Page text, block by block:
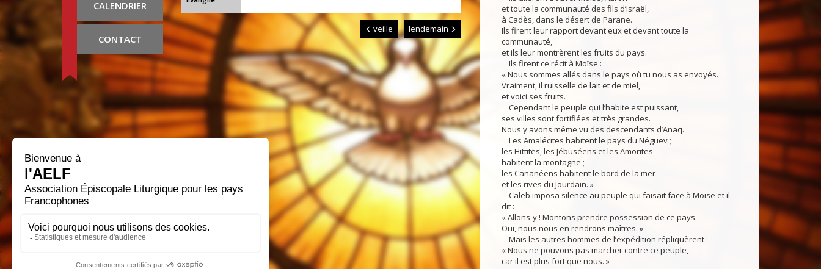
CALENDRIER
CONTACT
veille lendemain
et toute la communauté des fils d’Israël,
à Cadès, dans le désert de Parane.
Ils firent leur rapport devant eux et devant toute la
communauté,
et ils leur montrèrent les fruits du pays.
Ils firent ce récit à Moïse :
« Nous sommes allés dans le pays où tu nous as envoyés.
Vraiment, il ruisselle de lait et de miel,
et voici ses fruits.
Cependant le peuple qui l’habite est puissant,
ses villes sont fortifiées et très grandes.
Nous y avons même vu des descendants d’Anaq.
Les Amalécites habitent le pays du Néguev ;
les Hittites, les Jébuséens et les Amorites
habitent la montagne ;
les Cananéens habitent le bord de la mer
et les rives du Jourdain. »
Caleb imposa silence au peuple qui faisait face à Moïse et il
dit :
« Allons-y ! Montons prendre possession de ce pays.
Oui, nous nous en rendrons maîtres. »
Mais les autres hommes de l’expédition répliquèrent :
« Nous ne pouvons pas marcher contre ce peuple,
car il est plus fort que nous. »